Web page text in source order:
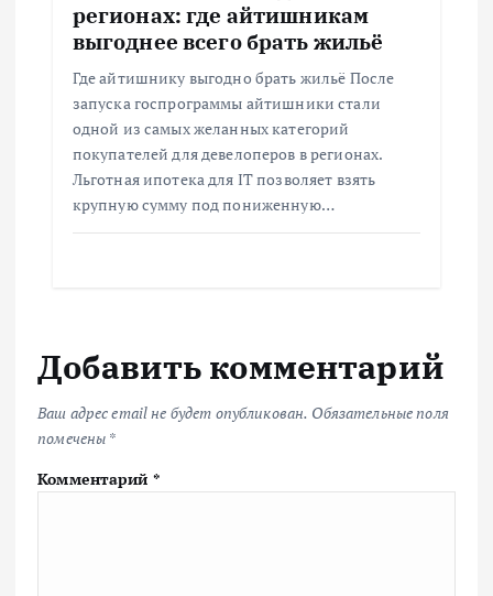
регионах: где айтишникам
выгоднее всего брать жильё
Где айтишнику выгодно брать жильё После
запуска госпрограммы айтишники стали
одной из самых желанных категорий
покупателей для девелоперов в регионах.
Льготная ипотека для IT позволяет взять
крупную сумму под пониженную…
Добавить комментарий
Ваш адрес email не будет опубликован. Обязательные поля
помечены *
Комментарий *